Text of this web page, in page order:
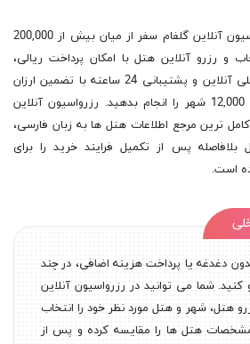
شما می توانید در رزرواسیون آنلاین گلفام سفر از میان بیش از 200,000
و رزرو آنلاین هتل با امکان پرداخت ریالی،
دریافت فوری واچر، کنسلی آنلاین و پشتیبانی 24 ساعته با تضمین ارزان
ترین قیمت برای سفربه 12,000 شهر را انجام بدهید. رزرواسیون آنلاین
ترین مرجع اطلاعات هتل ها به زبان فارسی،
بلافاصله پس از تکمیل فرایند خرید را برای
است.
دغدغه یا پرداخت هزینه اضافی، در چند
شما می توانید در رزرواسیون آنلاین
هتل، شهر و هتل مورد نظر خود را انتخاب
هتل ها را مقایسه کرده و پس از